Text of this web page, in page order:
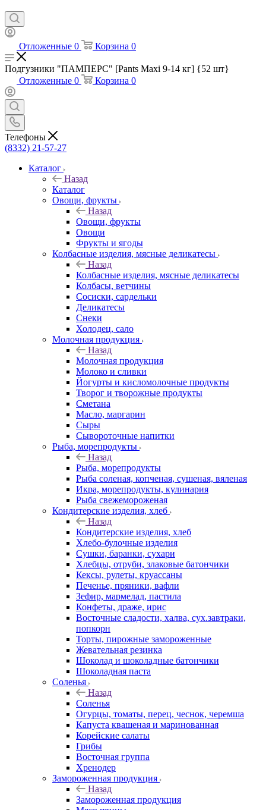
Отложенные 0 Корзина 0
Подгузники "ПАМПЕРС" [Pants Maxi 9-14 кг] {52 шт}
Отложенные 0 Корзина 0
Телефоны
(8332) 21-57-27
Каталог
Назад
Каталог
Овощи, фрукты
Назад
Овощи, фрукты
Овощи
Фрукты и ягоды
Колбасные изделия, мясные деликатесы
Назад
Колбасные изделия, мясные деликатесы
Колбасы, ветчины
Сосиски, сардельки
Деликатесы
Снеки
Холодец, сало
Молочная продукция
Назад
Молочная продукция
Молоко и сливки
Йогурты и кисломолочные продукты
Творог и творожные продукты
Сметана
Масло, маргарин
Сыры
Сывороточные напитки
Рыба, морепродукты
Назад
Рыба, морепродукты
Рыба соленая, копченая, сушеная, вяленая
Икра, морепродукты, кулинария
Рыба свежемороженая
Кондитерские изделия, хлеб
Назад
Кондитерские изделия, хлеб
Хлебо-булочные изделия
Сушки, баранки, сухари
Хлебцы, отруби, злаковые батончики
Кексы, рулеты, круассаны
Печенье, пряники, вафли
Зефир, мармелад, пастила
Конфеты, драже, ирис
Восточные сладости, халва, сух.завтраки,
попкорн
Торты, пирожные замороженные
Жевательная резинка
Шоколад и шоколадные батончики
Шоколадная паста
Соленья
Назад
Соленья
Огурцы, томаты, перец, чеснок, черемша
Капуста квашеная и маринованная
Корейские салаты
Грибы
Восточная группа
Хренодер
Замороженная продукция
Назад
Замороженная продукция